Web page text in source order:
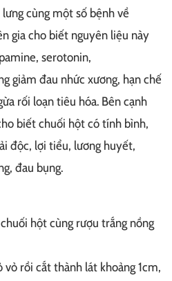
cùng một số bệnh về
gia cho biết nguyên liệu này
serotonin,
giảm đau nhức xương, hạn chế
rối loạn tiêu hóa. Bên cạnh
biết chuối hột có tính bình,
độc, lợi tiểu, lương huyết,
đau bụng.
hột cùng rượu trắng nồng
vỏ rồi cắt thành lát khoảng 1cm,